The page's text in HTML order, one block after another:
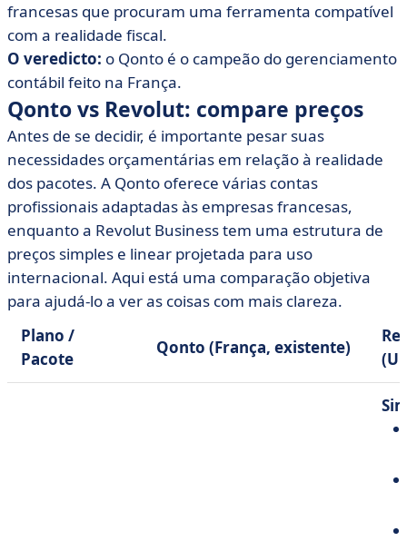
francesas que procuram uma ferramenta compatível
com a realidade fiscal.
O veredicto: o Qonto é o campeão do gerenciamento
contábil feito na França.
Qonto vs Revolut: compare preços
Antes de se decidir, é importante pesar suas
necessidades orçamentárias em relação à realidade
dos pacotes. A Qonto oferece várias contas
profissionais adaptadas às empresas francesas,
enquanto a Revolut Business tem uma estrutura de
preços simples e linear projetada para uso
internacional. Aqui está uma comparação objetiva
para ajudá-lo a ver as coisas com mais clareza.
Plano /
Pacote
Qonto (França, existente)